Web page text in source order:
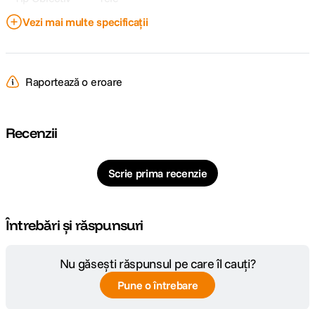
Obiectiv Fix /
Focala Fixa
8
Plaja diafragme
Diafragma maxima: f/2Diafragma minima:
Tip Focalizare Manual Focus
Vezi mai multe specificații
Raportează o eroare
Recenzii
Scrie prima recenzie
Întrebări și răspunsuri
Nu găsești răspunsul pe care îl cauți?
Pune o întrebare